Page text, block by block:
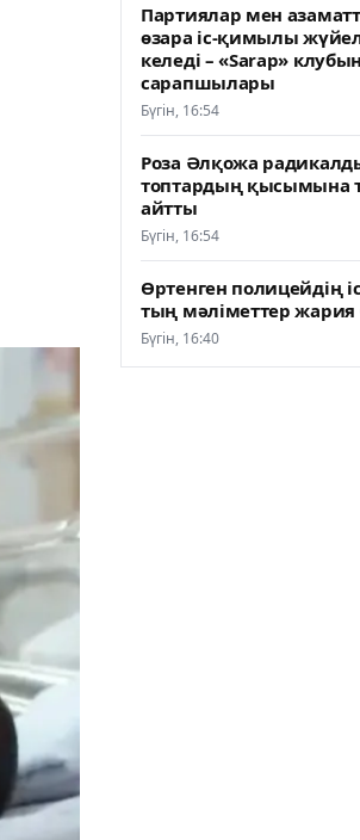
Партиялар мен
өзара іс-қимылы
келеді – «Sarap»
сарапшылары
Бүгін, 16:54
Роза Әлқожа
топтардың қысымына
айтты
Бүгін, 16:54
Өртенген полицейдің
тың мәліметтер
Бүгін, 16:40